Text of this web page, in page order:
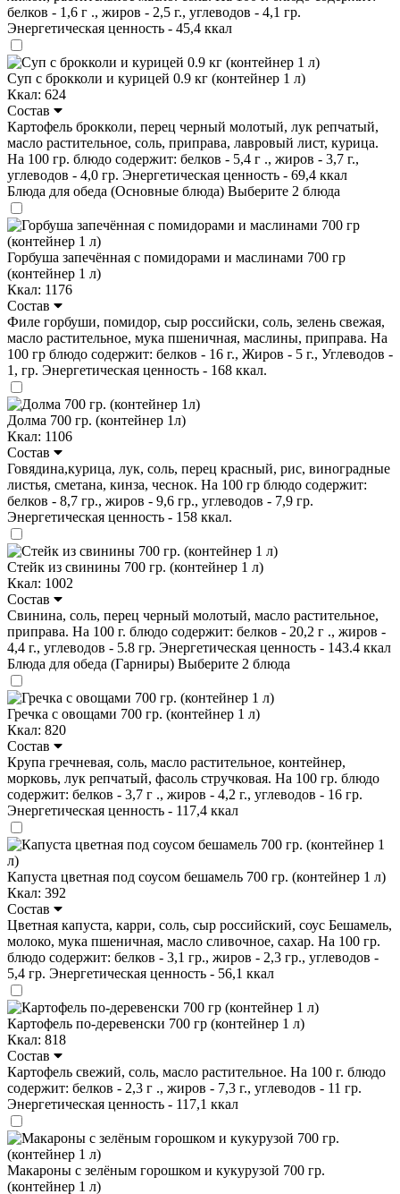
белков - 1,6 г ., жиров - 2,5 г., углеводов - 4,1 гр.
Энергетическая ценность - 45,4 ккал
Суп с брокколи и курицей 0.9 кг (контейнер 1 л)
Ккал: 624
Состав
Картофель брокколи, перец черный молотый, лук репчатый,
масло растительное, соль, приправа, лавровый лист, курица.
На 100 гр. блюдо содержит: белков - 5,4 г ., жиров - 3,7 г.,
углеводов - 4,0 гр. Энергетическая ценность - 69,4 ккал
Блюда для обеда (Основные блюда) Выберите 2 блюда
Горбуша запечённая с помидорами и маслинами 700 гр
(контейнер 1 л)
Ккал: 1176
Состав
Филе горбуши, помидор, сыр российски, соль, зелень свежая,
масло растительное, мука пшеничная, маслины, приправа. На
100 гр блюдо содержит: белков - 16 г., Жиров - 5 г., Углеводов -
1, гр. Энергетическая ценность - 168 ккал.
Долма 700 гр. (контейнер 1л)
Ккал: 1106
Состав
Говядина,курица, лук, соль, перец красный, рис, виноградные
листья, сметана, кинза, чеснок. На 100 гр блюдо содержит:
белков - 8,7 гр., жиров - 9,6 гр., углеводов - 7,9 гр.
Энергетическая ценность - 158 ккал.
Стейк из свинины 700 гр. (контейнер 1 л)
Ккал: 1002
Состав
Свинина, соль, перец черный молотый, масло растительное,
приправа. На 100 г. блюдо содержит: белков - 20,2 г ., жиров -
4,4 г., углеводов - 5.8 гр. Энергетическая ценность - 143.4 ккал
Блюда для обеда (Гарниры) Выберите 2 блюда
Гречка с овощами 700 гр. (контейнер 1 л)
Ккал: 820
Состав
Крупа гречневая, соль, масло растительное, контейнер,
морковь, лук репчатый, фасоль стручковая. На 100 гр. блюдо
содержит: белков - 3,7 г ., жиров - 4,2 г., углеводов - 16 гр.
Энергетическая ценность - 117,4 ккал
Капуста цветная под соусом бешамель 700 гр. (контейнер 1 л)
Ккал: 392
Состав
Цветная капуста, карри, соль, сыр российский, соус Бешамель,
молоко, мука пшеничная, масло сливочное, сахар. На 100 гр.
блюдо содержит: белков - 3,1 гр., жиров - 2,3 гр., углеводов -
5,4 гр. Энергетическая ценность - 56,1 ккал
Картофель по-деревенски 700 гр (контейнер 1 л)
Ккал: 818
Состав
Картофель свежий, соль, масло растительное. На 100 г. блюдо
содержит: белков - 2,3 г ., жиров - 7,3 г., углеводов - 11 гр.
Энергетическая ценность - 117,1 ккал
Макароны с зелёным горошком и кукурузой 700 гр.
(контейнер 1 л)